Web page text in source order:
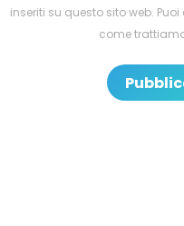
inseriti su questo sito web.
come